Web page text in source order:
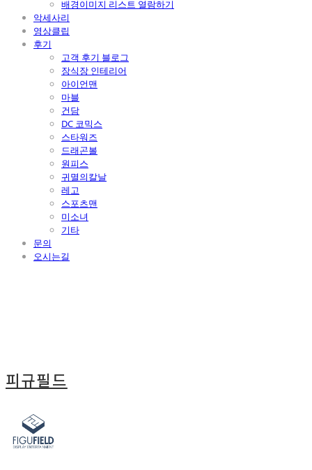
배경이미지 리스트 열람하기
악세사리
영상클립
후기
고객 후기 블로그
장식장 인테리어
아이언맨
마블
건담
DC 코믹스
스타워즈
드래곤볼
원피스
귀멸의칼날
레고
스포츠맨
미소녀
기타
문의
오시는길
피규필드